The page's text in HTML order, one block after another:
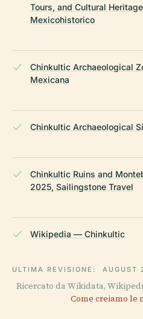
Tours, and Cultural
Mexicohistorico
Chinkultic Archaeological
Mexicana
Chinkultic Archaeological
Chinkultic Ruins and
2025, Sailingstone Travel
Wikipedia — Chinkultic
ULTIMA REVISIONE: AUGUST
Ricercato da Wikidata,
Come creiamo le